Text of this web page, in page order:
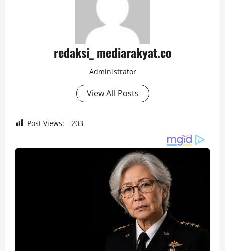
redaksi_ mediarakyat.co
Administrator
View All Posts
Post Views: 203